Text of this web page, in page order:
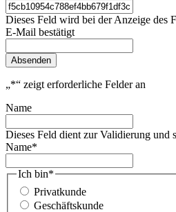
Dieses Feld wird bei der Anzeige des
E-Mail bestätigt
Absenden
„*“ zeigt erforderliche Felder an
Name
Dieses Feld dient zur Validierung und
Name*
Ich bin*
Privatkunde
Geschäftskunde